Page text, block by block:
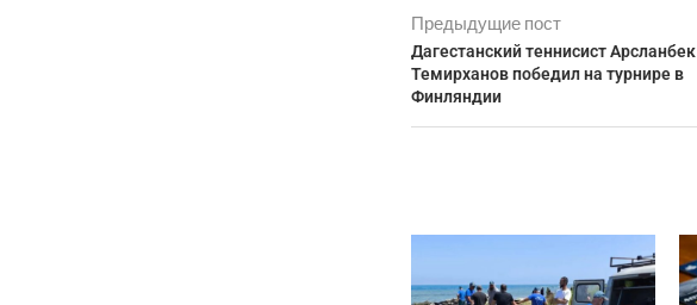
Предыдущие пост
Дагестанский теннисист Арсланбек
Темирханов победил на турнире в
Финляндии